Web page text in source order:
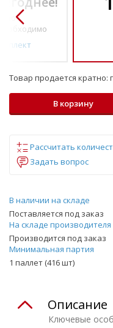
по-
Товар продается кратно:
В корзину
Рассчитать
Задать вопрос
В наличии на складе
Поставляется под заказ
На складе производителя
Производится под заказ
Минимальная партия
1 паллет (416 шт)
Ключевые
Описание